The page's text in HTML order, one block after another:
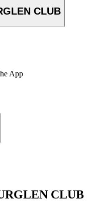
CLUB
App
CLUB